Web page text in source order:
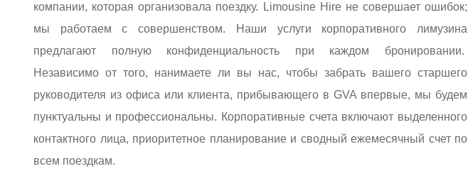
компании, которая организовала поездку. Limousine Hire не совершает ошибок;
мы работаем с совершенством. Наши услуги корпоративного лимузина
предлагают полную конфиденциальность при каждом бронировании.
Независимо от того, нанимаете ли вы нас, чтобы забрать вашего старшего
руководителя из офиса или клиента, прибывающего в GVA впервые, мы будем
пунктуальны и профессиональны. Корпоративные счета включают выделенного
контактного лица, приоритетное планирование и сводный ежемесячный счет по
всем поездкам.